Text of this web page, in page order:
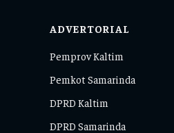
ADVERTORIAL
Pemprov Kaltim
Pemkot Samarinda
DPRD Kaltim
DPRD Samarinda